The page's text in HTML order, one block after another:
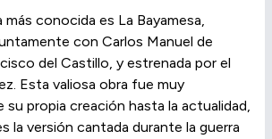
conocida es La Bayamesa,
con Carlos Manuel de
del Castillo, y estrenada por el
Esta valiosa obra fue muy
su propia creación hasta la actualidad,
la versión cantada durante la guerra